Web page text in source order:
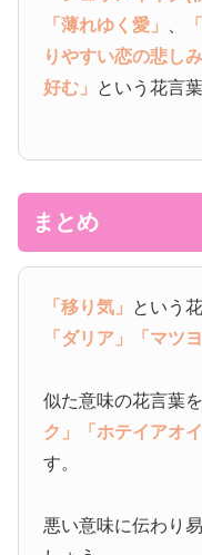
「薄れゆく愛」
りやすい恋の悲しみ
好む」 という花言
まとめ
「移り気」 という
「ダリア」
「マツ
似た意味の花言葉
ク」
「ホテイアオイ
す。
悪い意味に伝わり